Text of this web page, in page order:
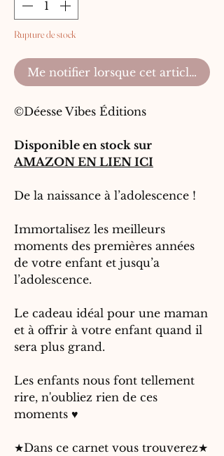
Rupture de stock
Me notifier lorsque cet article est
©Déesse Vibes Éditions
Disponible en stock sur
AMAZON EN LIEN ICI
De la naissance à l’adolescence !
Immortalisez les meilleurs
moments des premières années
de votre enfant et jusqu’a
l’adolescence.
Le cadeau idéal pour une maman
et à offrir à votre enfant quand il
sera plus grand.
Les enfants nous font tellement
rire, n'oubliez rien de ces
moments ♥
★Dans ce carnet vous trouverez★